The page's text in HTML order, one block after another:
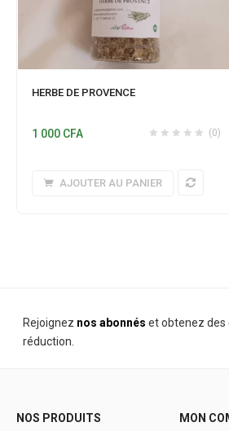
HERBE DE PROVENCE
(0)
1 000 CFA
AJOUTER AU PANIER
Rejoignez nos abonnés et obtenez des
réduction.
NOS PRODUITS MON